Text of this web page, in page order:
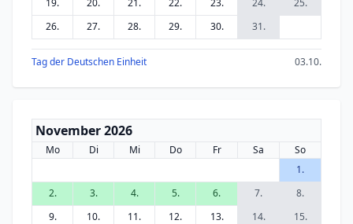
19.
20. 21. 22. 23. 24.
25.
26.
27. 28. 29. 30. 31.
Tag der Deutschen Einheit 03.10.
November 2026
Mo Di Mi Do Fr Sa
So
1.
2.
3. 4. 5. 6. 7.
8.
9.
10. 11. 12. 13. 14.
15.